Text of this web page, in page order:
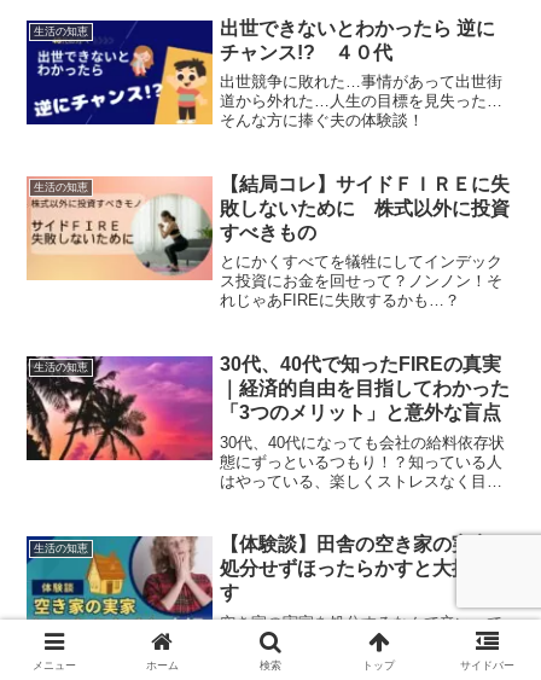
生活の知恵
出世できないとわかったら 逆に
チャンス!? ４０代
出世競争に敗れた…事情があって出世街
道から外れた…人生の目標を見失った…
そんな方に捧ぐ夫の体験談！
生活の知恵
【結局コレ】サイドＦＩＲＥに失
敗しないために 株式以外に投資
すべきもの
とにかくすべてを犠牲にしてインデック
ス投資にお金を回せって？ノンノン！そ
れじゃあFIREに失敗するかも…？
生活の知恵
30代、40代で知ったFIREの真実
｜経済的自由を目指してわかった
「3つのメリット」と意外な盲点
30代、40代になっても会社の給料依存状
態にずっといるつもり！？知っている人
はやっている、楽しくストレスなく目指
生活の知恵
【体験談】田舎の空き家の実家
処分せずほったらかすと大損しま
す
空き家の実家を処分するなんて辛い…で
もお金の面で心配が…そんな方に夫の体
験談を公開します！
メニュー ホーム 検索 トップ サイドバー